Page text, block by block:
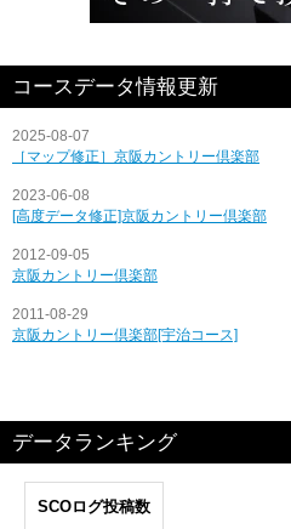
コースデータ情報更新
2025-08-07
［マップ修正］京阪カントリー倶楽部
2023-06-08
[高度データ修正]京阪カントリー倶楽部
2012-09-05
京阪カントリー倶楽部
2011-08-29
京阪カントリー倶楽部[宇治コース]
データランキング
SCOログ投稿数